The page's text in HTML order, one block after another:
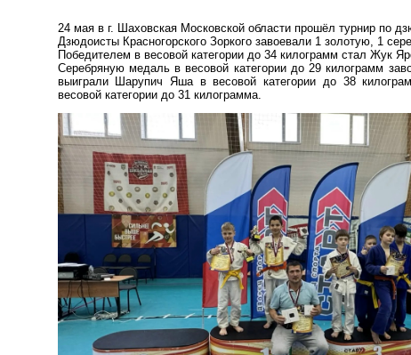
24 мая в г. Шаховская Московской области прошёл турнир по
Дзюдоисты Красногорского Зоркого завоевали 1 золотую, 1
Победителем в весовой категории до 34 килограмм стал Жук
Серебряную медаль в весовой категории до 29 килограмм
выиграли Шарупич Яша в весовой категории до 38
весовой категории до 31 килограмма.